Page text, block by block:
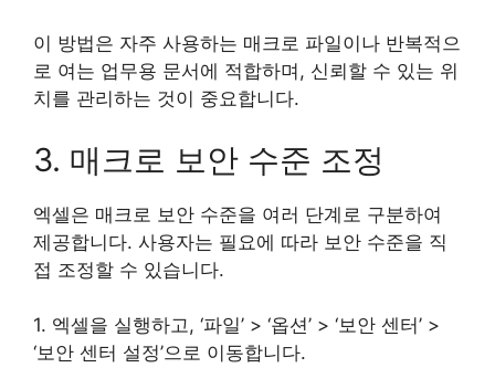
이 방법은 자주 사용하는 매크로 파일이나 반복적으
로 여는 업무용 문서에 적합하며, 신뢰할 수 있는 위
치를 관리하는 것이 중요합니다.
3. 매크로 보안 수준 조정
엑셀은 매크로 보안 수준을 여러 단계로 구분하여
제공합니다. 사용자는 필요에 따라 보안 수준을 직
접 조정할 수 있습니다.
1. 엑셀을 실행하고, ‘파일’ > ‘옵션’ > ‘보안 센터’ >
‘보안 센터 설정’으로 이동합니다.